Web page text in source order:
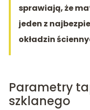
sprawiają, że
jeden z
okładzin
Parametry
szklanego